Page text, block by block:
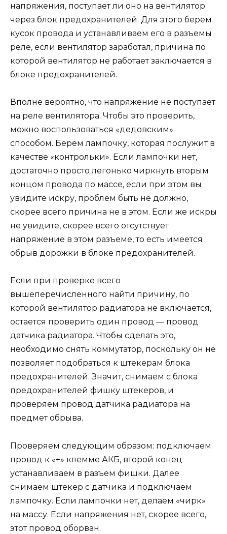
напряжения, поступает ли оно на вентилятор
через блок предохранителей. Для этого берем
кусок провода и устанавливаем его в разъемы
реле, если вентилятор заработал, причина по
которой вентилятор не работает заключается в
блоке предохранителей.
Вполне вероятно, что напряжение не поступает
на реле вентилятора. Чтобы это проверить,
можно воспользоваться «дедовским»
способом. Берем лампочку, которая послужит в
качестве «контрольки». Если лампочки нет,
достаточно просто легонько чиркнуть вторым
концом провода по массе, если при этом вы
увидите искру, проблем быть не должно,
скорее всего причина не в этом. Если же искры
не увидите, скорее всего отсутствует
напряжение в этом разъеме, то есть имеется
обрыв дорожки в блоке предохранителей.
Если при проверке всего
вышеперечисленного найти причину, по
которой вентилятор радиатора не включается,
остается проверить один провод — провод
датчика радиатора. Чтобы сделать это,
необходимо снять коммутатор, поскольку он не
позволяет подобраться к штекерам блока
предохранителей. Значит, снимаем с блока
предохранителей фишку штекеров, и
проверяем провод датчика радиатора на
предмет обрыва.
Проверяем следующим образом: подключаем
провод к «+» клемме АКБ, второй конец
устанавливаем в разъем фишки. Далее
снимаем штекер с датчика и подключаем
лампочку. Если лампочки нет, делаем «чирк»
на массу. Если напряжения нет, скорее всего,
этот провод оборван.